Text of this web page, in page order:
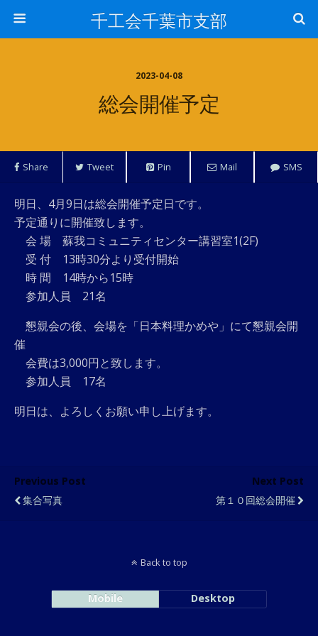
千工会千葉市支部
2023-04-08
総会開催予定
Share Tweet Pin Mail SMS
明日、4月9日は総会開催予定日です。
予定通りに開催致します。
会 場 蘇我コミュニティセンター講習室1(2F)
受 付 13時30分より受付開始
時 間 14時から15時
参加人員 21名
懇親会の後、会場を「日本料理かめや」にて懇親会開
催
会費は3,000円と致します。
参加人員 17名
明日は、よろしくお願い申し上げます。
Previous Post
集合写真
Next Post
第１０回総会開催
Back to top
Mobile Desktop